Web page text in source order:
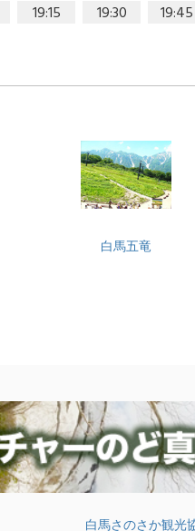
19:15 19:30 19:45
白馬五竜